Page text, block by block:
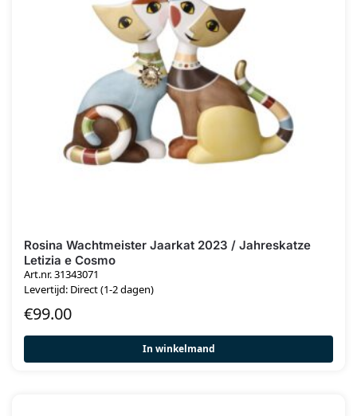
Rosina Wachtmeister Jaarkat 2023 / Jahreskatze
Letizia e Cosmo
Art.nr. 31343071
Levertijd: Direct (1-2 dagen)
€99.00
In winkelmand